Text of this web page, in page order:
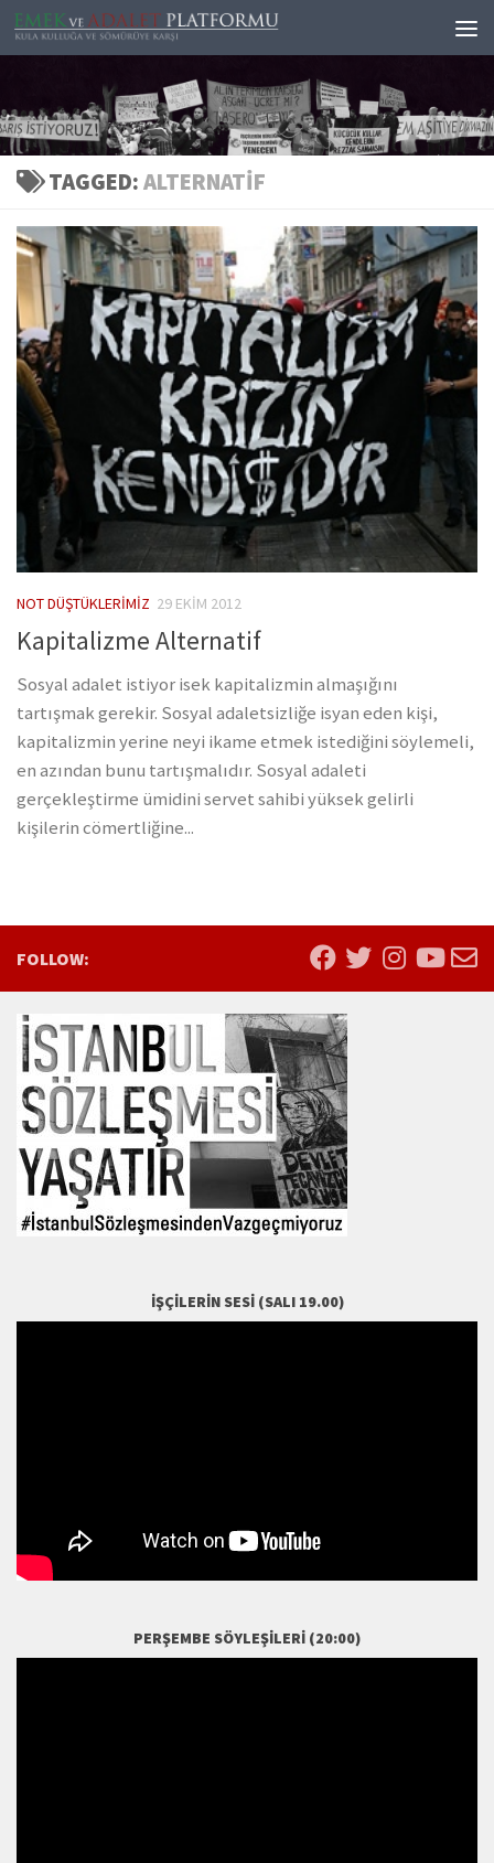
Skip to content
TAGGED:ALTERNATIF
NOT DÜŞTÜKLERIMIZ 29 EKIM 2012
Kapitalizme Alternatif
Sosyal adalet istiyor isek kapitalizmin almaşığını
tartışmak gerekir. Sosyal adaletsizliğe isyan eden kişi,
kapitalizmin yerine neyi ikame etmek istediğini söylemeli,
en azından bunu tartışmalıdır. Sosyal adaleti
gerçekleştirme ümidini servet sahibi yüksek gelirli
kişilerin cömertliğine...
FOLLOW:
İŞÇILERIN SESI (SALI 19.00)
PERŞEMBE SÖYLEŞILERI (20:00)